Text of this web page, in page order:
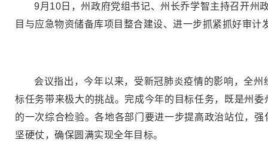
9月10日，州政府党组书记、州长乔学智主持召开州
目与应急物资储备库项目整合建设、进一步抓紧抓好审
会议指出，今年以来，受新冠肺炎疫情的影响，全
标任务带来极大的挑战。完成今年的目标任务，既是州
的一次综合检验。各地各部门要进一步提高政治站位，
坚硬仗，确保圆满实现全年目标。